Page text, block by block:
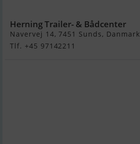
Herning Trailer- & Bådcenter
Navervej 14, 7451 Sunds, Danmark
Tlf. +45 97142211